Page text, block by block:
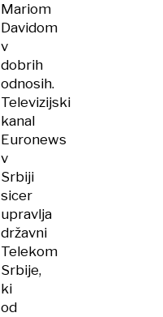
Mariom
Davidom
v
dobrih
odnosih.
Televizijski
kanal
Euronews
v
Srbiji
sicer
upravlja
državni
Telekom
Srbije,
ki
od